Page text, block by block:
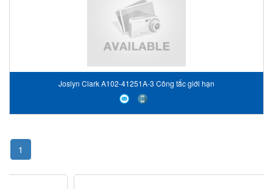
Joslyn Clark A102-41251A-3 Công tắc giới hạn
1